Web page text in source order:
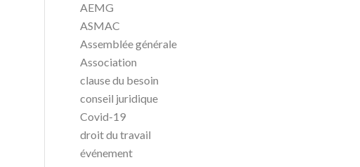
AEMG
ASMAC
Assemblée générale
Association
clause du besoin
conseil juridique
Covid-19
droit du travail
événement